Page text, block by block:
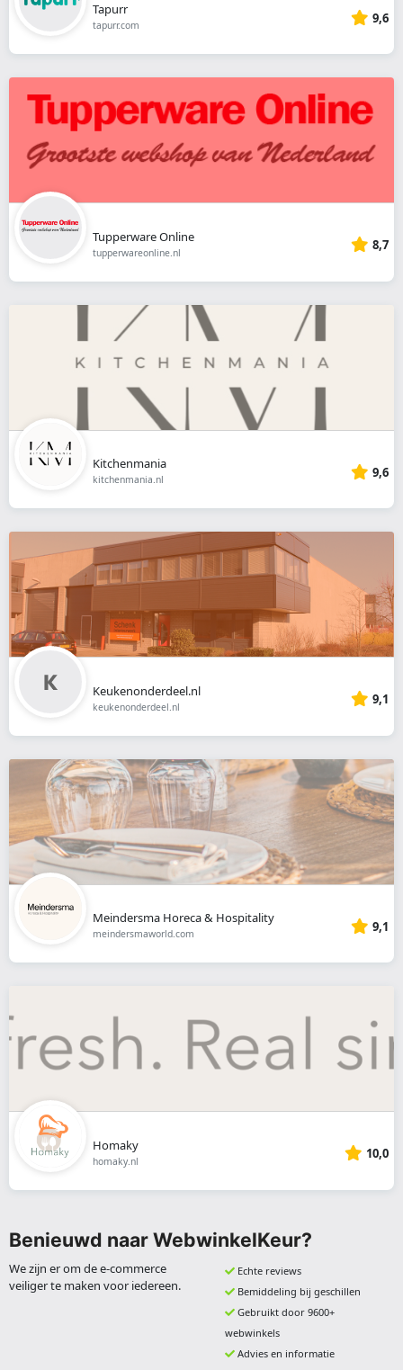
Tapurr
tapurr.com 9,6
Tupperware Online
tupperwareonline.nl 8,7
Kitchenmania
kitchenmania.nl 9,6
Keukenonderdeel.nl
keukenonderdeel.nl 9,1
Meindersma Horeca & Hospitality
meindersmaworld.com 9,1
Homaky
homaky.nl 10,0
Benieuwd naar WebwinkelKeur?
We zijn er om de e-commerce
veiliger te maken voor iedereen.
Echte reviews
Bemiddeling bij geschillen
Gebruikt door 9600+
webwinkels
Advies en informatie